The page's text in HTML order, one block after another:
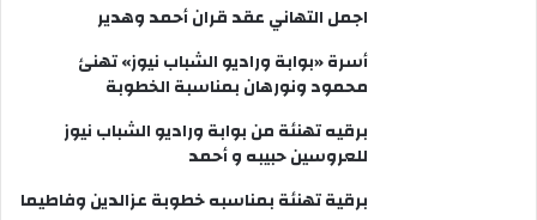
اجمل التهاني عقد قران أحمد وهدير
أسرة «بوابة وراديو الشباب نيوز» تهنئ
محمود ونورهان بمناسبة الخطوبة
برقيه تهنئة من بوابة وراديو الشباب نيوز
للعروسين حبيبه و أحمد
برقية تهنئة بمناسبه خطوبة عزالدين وفاطيما